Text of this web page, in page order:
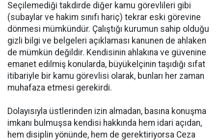
Seçilemediği takdirde diğer kamu görevlileri gibi
(subaylar ve hakim sınıfı hariç) tekrar eski görevine
dönmesi mümkündür. Çalıştığı kurumun sahip olduğu
gizli bilgi ve belgeleri açıklaması kanunen de ahlaken
de mümkün değildir. Kendisinin ahlakına ve güvenine
emanet edilmiş konularda, büyükelçinin taşıdığı sıfat
itibariyle bir kamu görevlisi olarak, bunları her zaman
muhafaza etmesi gerekirdi.
Dolayısıyla üstlerinden izin almadan, basına konuşma
imkanı bulmuşsa kendisi hakkında hem idari açıdan,
hem disiplin yönünde, hem de gerektiriyorsa Ceza